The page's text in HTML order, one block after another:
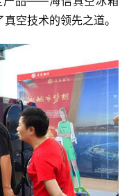
空技术的领先之道。